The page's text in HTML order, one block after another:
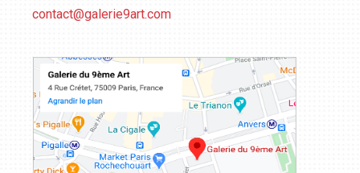
contact@galerie9art.com